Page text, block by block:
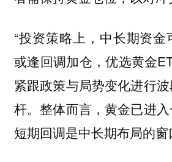
“投资策略上，中长期资
或逢回调加仓，优选黄金
紧跟政策与局势变化进行
杆。整体而言，黄金已进入
短期回调是中长期布局的窗